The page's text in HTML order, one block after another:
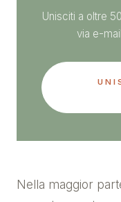
Unisciti a oltre
via e-
Nella maggior